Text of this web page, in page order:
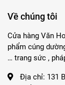
Về chúng tôi
Cửa hàng Văn
phẩm cúng
… trang sức ,
Địa chỉ: 131